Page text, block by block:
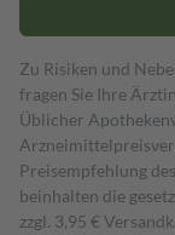
Zu Risiken und
fragen Sie Ihre
Üblicher
Preisempfehlung
beinhalten die
zzgl. 3,95 €